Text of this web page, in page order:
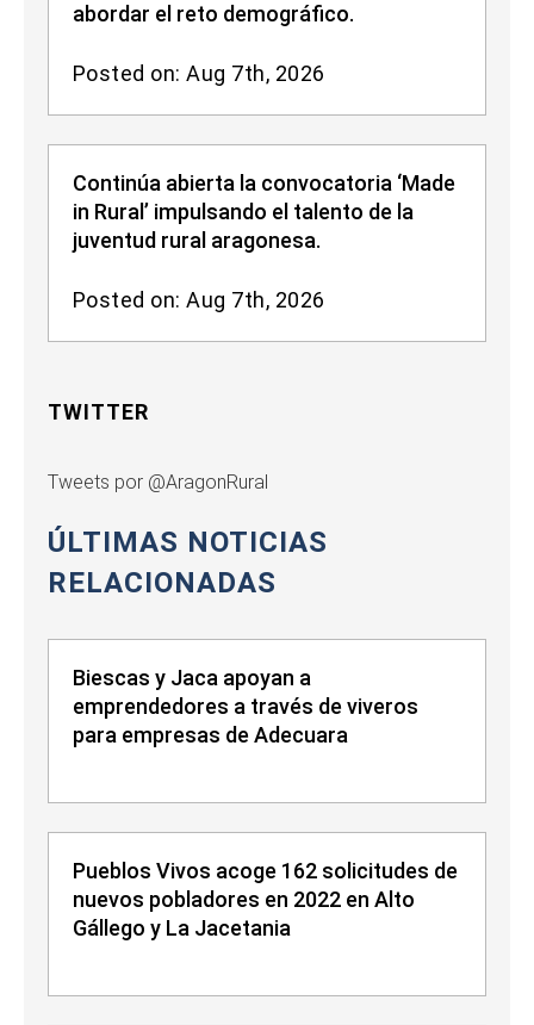
abordar el reto demográfico.
Posted on: Aug 7th, 2026
Continúa abierta la convocatoria ‘Made
in Rural’ impulsando el talento de la
juventud rural aragonesa.
Posted on: Aug 7th, 2026
TWITTER
Tweets por @AragonRural
ÚLTIMAS NOTICIAS
RELACIONADAS
Biescas y Jaca apoyan a
emprendedores a través de viveros
para empresas de Adecuara
Pueblos Vivos acoge 162 solicitudes de
nuevos pobladores en 2022 en Alto
Gállego y La Jacetania